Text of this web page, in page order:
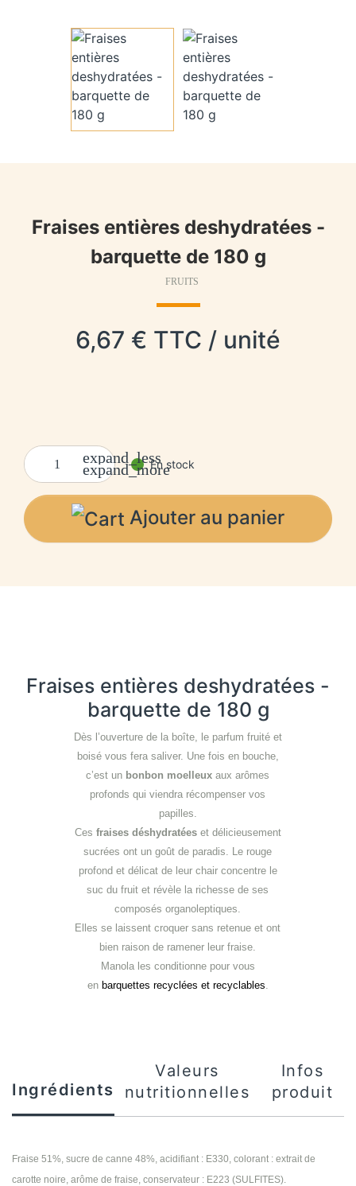
Fraises entières deshydratées -
barquette de 180 g
FRUITS
6,67 € TTC / unité
expand_less
expand_moreEn stock
Ajouter au panier
Fraises entières deshydratées -
barquette de 180 g
Dès l’ouverture de la boîte, le parfum fruité et
boisé vous fera saliver. Une fois en bouche,
c’est un bonbon moelleux aux arômes
profonds qui viendra récompenser vos
papilles.
Ces fraises déshydratéeset délicieusement
sucrées ont un goût de paradis. Le rouge
profond et délicat de leur chair concentre le
suc du fruit et révèle la richesse de ses
composés organoleptiques.
Elles se laissent croquer sans retenue et ont
bien raison de ramener leur fraise.
Manola les conditionne pour vous
en barquettes recyclées et recyclables
Ingrédients
Valeurs
nutritionnelles
Infos
produit
Fraise 51%, sucre de canne 48%, acidifiant : E330, colorant : extrait de
carotte noire, arôme de fraise, conservateur : E223 (SULFITES).